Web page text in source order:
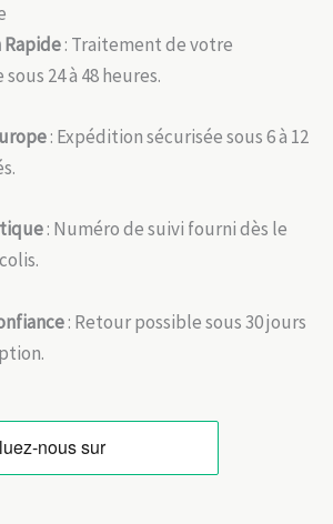
: Traitement de votre
24 à 48 heures.
: Expédition sécurisée sous 6 à 12
: Numéro de suivi fourni dès le
: Retour possible sous 30 jours